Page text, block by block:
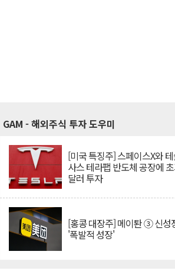
GAM - 해외주식 투자 도우미
[미국 특징주] 스페이스X와
사스 테라팹 반도체 공장에
달러 투자
[홍콩 대장주] 메이퇀 ③ 신성
'폭발적 성장'